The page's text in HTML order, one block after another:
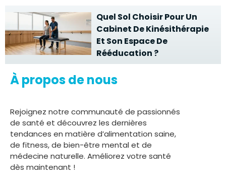
Quel Sol Choisir Pour Un
Cabinet De Kinésithérapie
Et Son Espace De
Rééducation ?
À propos de nous
Rejoignez notre communauté de passionnés
de santé et découvrez les dernières
tendances en matière d’alimentation saine,
de fitness, de bien-être mental et de
médecine naturelle. Améliorez votre santé
dès maintenant !